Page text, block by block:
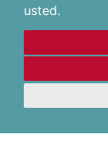
usted.